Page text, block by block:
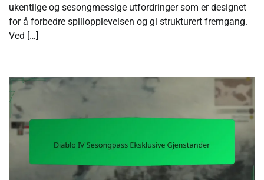
ukentlige og sesongmessige utfordringer som er designet
for å forbedre spillopplevelsen og gi strukturert fremgang.
Ved […]